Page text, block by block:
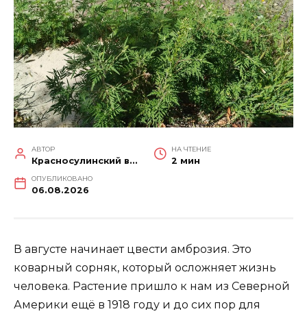
АВТОР
Красносулинский вестник
НА ЧТЕНИЕ
2 мин
ОПУБЛИКОВАНО
06.08.2026
В августе начинает цвести амброзия. Это
коварный сорняк, который осложняет жизнь
человека. Растение пришло к нам из Северной
Америки ещё в 1918 году и до сих пор для